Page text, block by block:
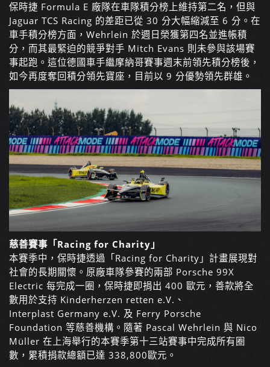
保時捷 Formula E 廠隊在車隊積分榜上維持第二名，但與
Jaguar TCS Racing 的差距已從 30 分大幅縮減至 6 分。在
車手積分榜方面，Wehrlein 於週日榮獲第四名並進帳積
分，而其最緊迫的競爭對手 Mitch Evans 則未參與該場賽
事起跑。這位德國車手繼摩納哥賽事週末前領先積分榜後，
如今再度奪回積分領先寶座，目前以 9 分優勢領先群雄。
慈善賽事「Racing for Charity」
本賽季中，保時捷透過「Racing for Charity」計畫展現對
社會的長期關懷。原廠車隊參賽的兩部 Porsche 99X
Electric 每完成一圈，保時捷即捐出 400 歐元，善款將全
數用於支持 Kinderherzen retten e.V.、
Interplast Germany e.V. 及 Ferry Porsche
Foundation 等慈善機構。隨著 Pascal Wehrlein 與 Nico
Müller 在上海舉行的本賽季第十三站賽事中完成所有圈
數，累積捐款總額已達 338,800歐元。